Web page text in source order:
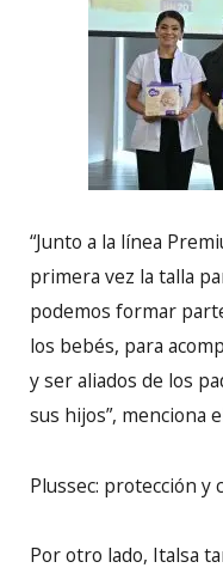
“Junto a la línea
primera vez la talla
podemos formar
los bebés, para
y ser aliados de los
sus hijos”, menciona
Plussec: protección y
Por otro lado, Italsa